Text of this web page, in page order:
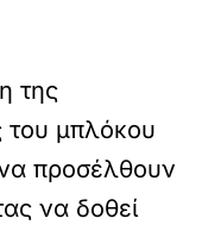
της
του μπλόκου
προσέλθουν
να δοθεί